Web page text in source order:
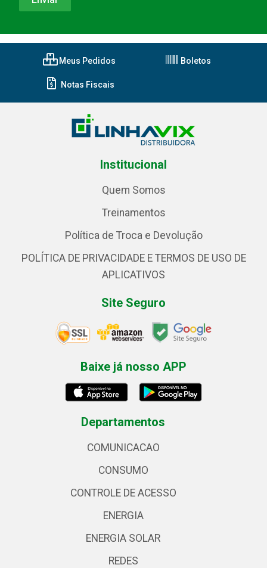
Meus Pedidos Boletos
Notas Fiscais
Institucional
Quem Somos
Treinamentos
Política de Troca e Devolução
POLÍTICA DE PRIVACIDADE E TERMOS DE USO DE
APLICATIVOS
Site Seguro
Baixe já nosso APP
Departamentos
COMUNICACAO
CONSUMO
CONTROLE DE ACESSO
ENERGIA
ENERGIA SOLAR
REDES